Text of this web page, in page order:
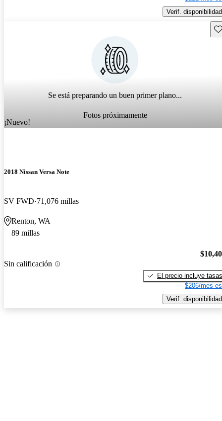
Verif. disponibilidad
Se está preparando un buen primer plano...
Fotos próximamente
¡Nuevo!
2018 Nissan Versa Note
SV FWD 71,076 millas
Renton, WA
89 millas
Sin calificación
El precio incluye tasas
$206/mes
Verif. disponibilidad